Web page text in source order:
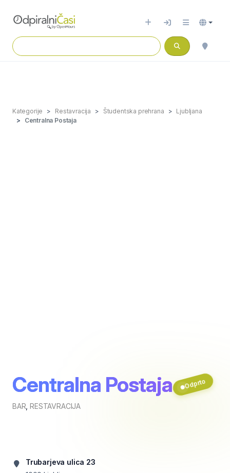
Kategorije Restavracija Študentska prehrana
Ljubljana
Centralna Postaja
Centralna Postaja
BAR ,RESTAVRACIJA
Odprto
Trubarjeva ulica 23